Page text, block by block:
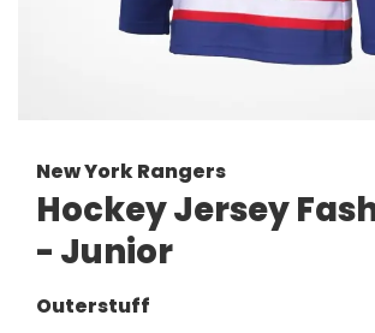
New York Rangers
Hockey Jersey
- Junior
Outerstuff